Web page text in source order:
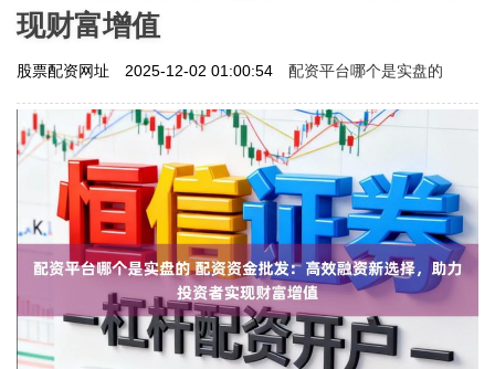
现财富增值
股票配资网址 2025-12-02 01:00:54 配资平台哪个是实盘的